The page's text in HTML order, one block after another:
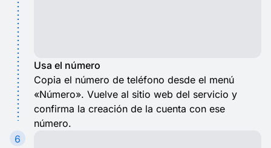
Usa el número
Copia el número de teléfono desde el menú
«Número». Vuelve al sitio web del servicio y
confirma la creación de la cuenta con ese
número.
6